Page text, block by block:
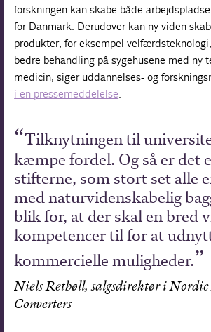
forskningen kan skabe både
for Danmark. Derudover kan ny viden
produkter, for eksempel
bedre behandling på sygehusene med ny
medicin, siger uddannelses- og
i en pressemeddelelse.
Tilknytningen til
kæmpe fordel. Og så er det
stifterne, som stort set alle
med naturvidenskabelig
blik for, at der skal en bred
kompetencer til for at
kommercielle muligheder.
Niels Retbøll, salgsdirektør i Nordic
Converters